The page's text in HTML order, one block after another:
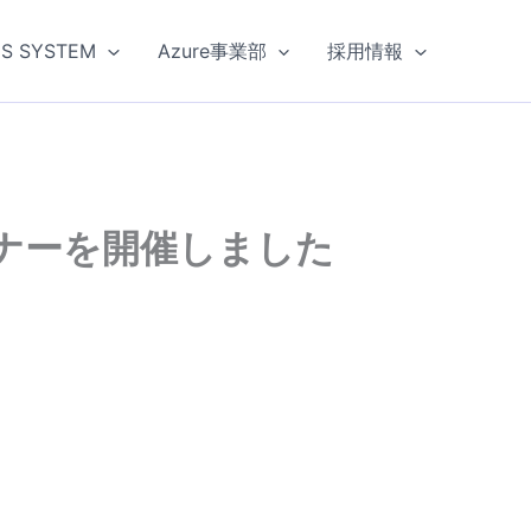
SYSTEM Azure事業部 採用情報
ーを開催しました